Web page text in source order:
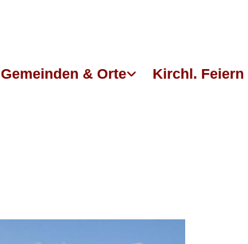
Gemeinden & Orte Kirchl. Feiern